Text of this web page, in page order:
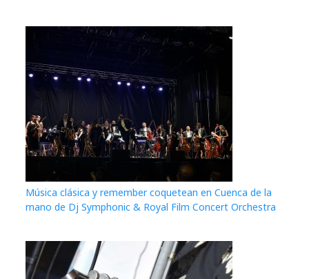
Música clásica y remember coquetean en Cuenca de la
mano de Dj Symphonic & Royal Film Concert Orchestra